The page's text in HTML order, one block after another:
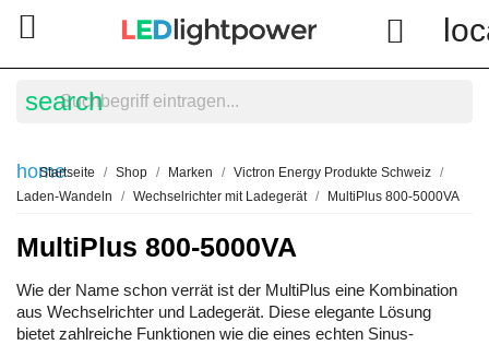
 
search
home
Startseite Shop Marken
Victron Energy Produkte Schweiz
Laden-Wandeln
Wechselrichter mit Ladegerät MultiPlus 800-5000VA
MultiPlus 800-5000VA
Wie der Name schon verrät ist der MultiPlus eine Kombination
aus Wechselrichter und Ladegerät. Diese elegante Lösung
bietet zahlreiche Funktionen wie die eines echten Sinus-